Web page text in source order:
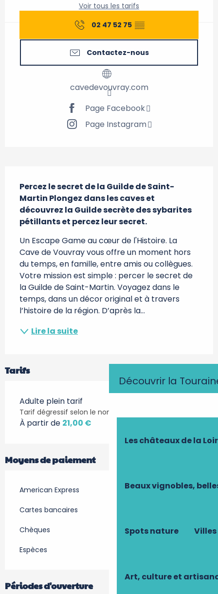
Découvrir la
Les châteaux de la
Beaux vignobles,
Spots nature
Art, culture et
Voir tous les tarifs
02 47 52 75 ▒▒
Contactez-nous
cavedevouvray.com
Page Facebook
Page Instagram
Percez le secret de la Guilde de Saint-
Martin Plongez dans les caves et
découvrez la Guilde secrète des sybarites
pétillants et percez leur secret.
Un Escape Game au cœur de l'Histoire. La
Cave de Vouvray vous offre un moment hors
du temps, en famille, entre amis ou collègues.
Votre mission est simple : percer le secret de
la Guilde de Saint-Martin. Voyagez dans le
temps, dans un décor original et à travers
l’histoire de la région. D’après la...
Lire la suite
Tarifs
Adulte plein tarif
Tarif dégressif selon le nombre de participants
À partir de 21,00 €
Moyens de paiement
American Express
Cartes bancaires
Chèques
Espèces
Périodes d'ouverture